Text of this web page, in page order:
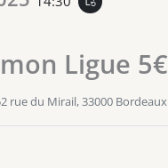
Ligue 5€
rue du Mirail, 33000 Bordeaux